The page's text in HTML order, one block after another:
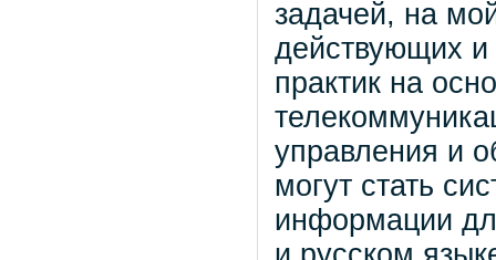
задачей, на
действующих
практик на
управления и
могут стать
информации